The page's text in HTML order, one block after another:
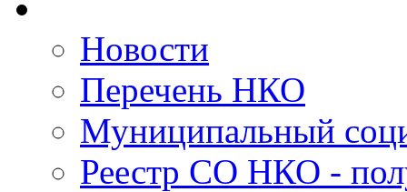
Новости
Перечень НКО
Муниципальный
Реестр СО НКО -